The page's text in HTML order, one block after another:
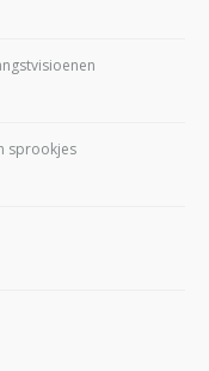
sprookjes